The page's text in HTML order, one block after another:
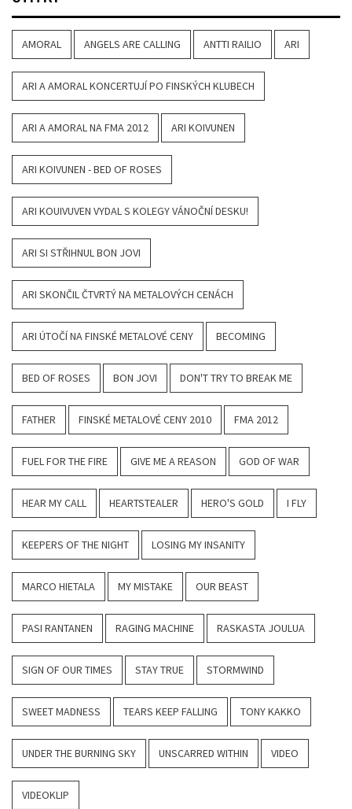
AMORAL ANGELS ARE CALLING ANTTI RAILIO ARI
ARI A AMORAL KONCERTUJÍ PO FINSKÝCH KLUBECH
ARI A AMORAL NA FMA 2012 ARI KOIVUNEN
ARI KOIVUNEN - BED OF ROSES
ARI KOUIVUVEN VYDAL S KOLEGY VÁNOČNÍ DESKU!
ARI SI STŘIHNUL BON JOVI
ARI SKONČIL ČTVRTÝ NA METALOVÝCH CENÁCH
ARI ÚTOČÍ NA FINSKÉ METALOVÉ CENY BECOMING
BED OF ROSES BON JOVI DON'T TRY TO BREAK ME
FATHER FINSKÉ METALOVÉ CENY 2010 FMA 2012
FUEL FOR THE FIRE GIVE ME A REASON GOD OF WAR
HEAR MY CALL HEARTSTEALER HERO'S GOLD I FLY
KEEPERS OF THE NIGHT LOSING MY INSANITY
MARCO HIETALA MY MISTAKE OUR BEAST
PASI RANTANEN RAGING MACHINE RASKASTA JOULUA
SIGN OF OUR TIMES STAY TRUE STORMWIND
SWEET MADNESS TEARS KEEP FALLING TONY KAKKO
UNDER THE BURNING SKY UNSCARRED WITHIN VIDEO
VIDEOKLIP